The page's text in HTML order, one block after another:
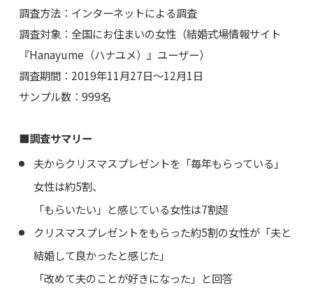
調査方法：インターネットによる調査
調査対象：全国にお住まいの女性（結婚式場情報サイト
『Hanayume（ハナユメ）』ユーザー）
調査期間：2019年11月27日～12月1日
サンプル数：999名
■調査サマリー
夫からクリスマスプレゼントを「毎年もらっている」
女性は約5割、
「もらいたい」と感じている女性は7割超
クリスマスプレゼントをもらった約5割の女性が「夫と
結婚して良かったと感じた」
「改めて夫のことが好きになった」と回答